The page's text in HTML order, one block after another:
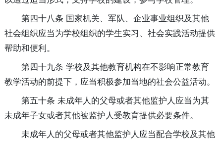
第四十八条 国家机关、军队、企业事业组织及其他
社会组织应当为学校组织的学生实习、社会实践活动提供
帮助和便利。
第四十九条 学校及其他教育机构在不影响正常教育
教学活动的前提下，应当积极参加当地的社会公益活动。
第五十条 未成年人的父母或者其他监护人应当为其
未成年子女或者其他被监护人受教育提供必要条件。
未成年人的父母或者其他监护人应当配合学校及其他